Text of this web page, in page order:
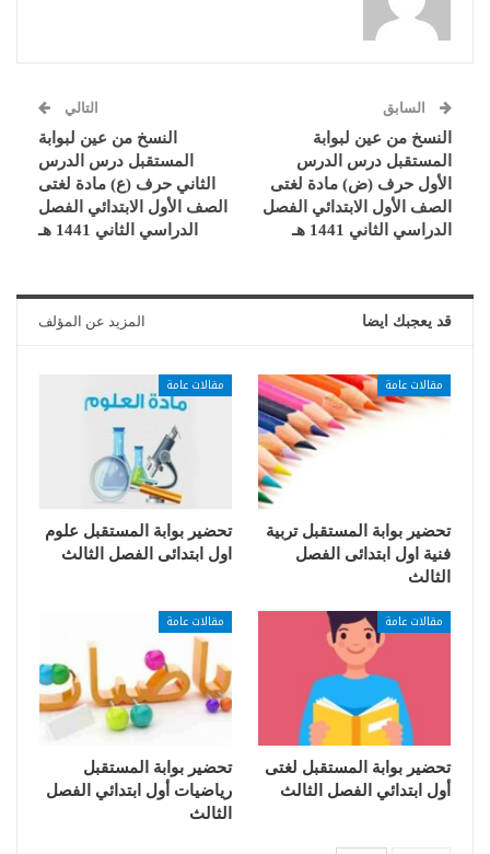
السابق
النسخ من عين لبوابة
المستقبل درس الدرس
الأول حرف (ض) مادة لغتى
الصف الأول الابتدائي الفصل
الدراسي الثاني 1441 هـ
التالي
النسخ من عين لبوابة
المستقبل درس الدرس
الثاني حرف (ع) مادة لغتى
الصف الأول الابتدائي الفصل
الدراسي الثاني 1441 هـ
قد يعجبك ايضا المزيد عن المؤلف
مقالات عامة
تحضير بوابة المستقبل تربية
فنية اول ابتدائى الفصل
الثالث
مقالات عامة
تحضير بوابة المستقبل علوم
اول ابتدائى الفصل الثالث
مقالات عامة
تحضير بوابة المستقبل لغتى
أول ابتدائي الفصل الثالث
مقالات عامة
تحضير بوابة المستقبل
رياضيات أول ابتدائي الفصل
الثالث